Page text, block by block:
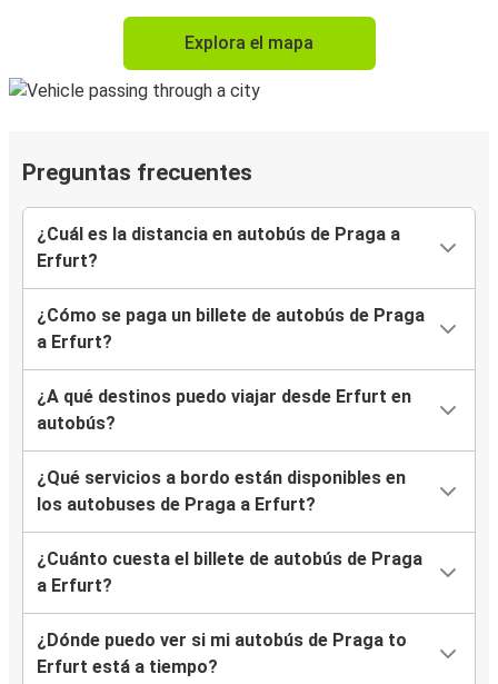
Explora el mapa
Preguntas frecuentes
¿Cuál es la distancia en autobús de Praga a
Erfurt?
¿Cómo se paga un billete de autobús de Praga
a Erfurt?
¿A qué destinos puedo viajar desde Erfurt en
autobús?
¿Qué servicios a bordo están disponibles en
los autobuses de Praga a Erfurt?
¿Cuánto cuesta el billete de autobús de Praga
a Erfurt?
¿Dónde puedo ver si mi autobús de Praga to
Erfurt está a tiempo?